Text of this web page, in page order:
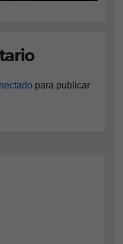
para publicar